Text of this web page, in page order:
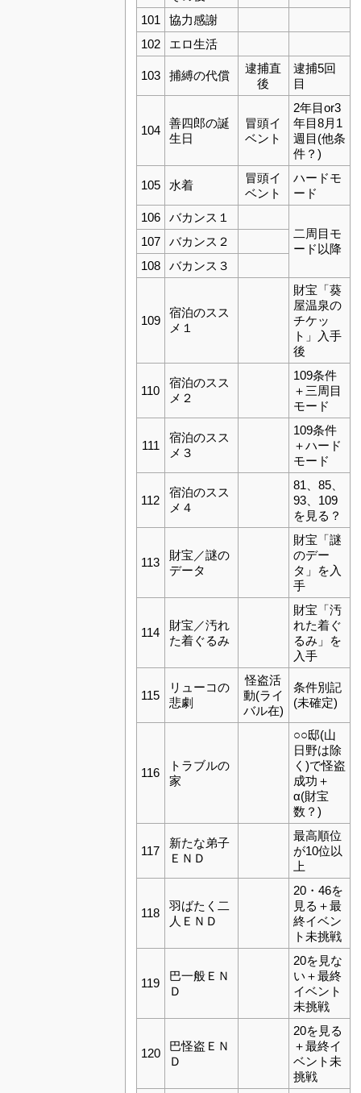
101
協力感謝
102
エロ生活
103 捕縛の代償
逮捕直
後
逮捕5回
目
104
善四郎の誕
生日
冒頭イ
ベント
2年目or3
年目8月1
週目(他条
件？)
105 水着
冒頭イ
ベント
ハードモ
ード
106
バカンス１
二周目モ
ード以降
107
バカンス２
108
バカンス３
109
宿泊のスス
メ１
財宝「葵
屋温泉の
チケッ
ト」入手
後
110
宿泊のスス
メ２
109条件
＋三周目
モード
111
宿泊のスス
メ３
109条件
＋ハード
モード
112
宿泊のスス
メ４
81、85、
93、109
を見る？
113
財宝／謎の
データ
財宝「謎
のデー
タ」を入
手
114
財宝／汚れ
た着ぐるみ
財宝「汚
れた着ぐ
るみ」を
入手
115
リューコの
悲劇
怪盗活
動(ライ
バル在)
条件別記
(未確定)
116
トラブルの
家
○○邸(山
日野は除
く)で怪盗
成功＋
α(財宝
数？)
117
新たな弟子
ＥＮＤ
最高順位
が10位以
上
118
羽ばたく二
人ＥＮＤ
20・46を
見る＋最
終イベン
ト未挑戦
119
巴一般ＥＮ
Ｄ
20を見な
い＋最終
イベント
未挑戦
120
巴怪盗ＥＮ
Ｄ
20を見る
＋最終イ
ベント未
挑戦